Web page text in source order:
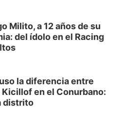
Milito, a 12 años de su
del ídolo en el Racing
la diferencia entre
en el Conurbano:
distrito